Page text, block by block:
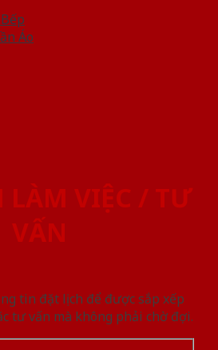
Áo
LÀM VIỆC / TƯ
VẤN
tin đặt lịch để được sắp xếp
tư vấn mà không phải chờ đợi.